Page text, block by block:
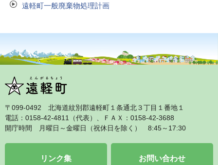
遠軽町一般廃棄物処理計画
〒099‐0492 北海道紋別郡遠軽町１条通北３丁目１番地１
電話：0158‐42‐4811（代表）、ＦＡＸ：0158‐42‐3688
開庁時間 月曜日～金曜日（祝休日を除く） 8:45～17:30
リンク集 お問い合わせ